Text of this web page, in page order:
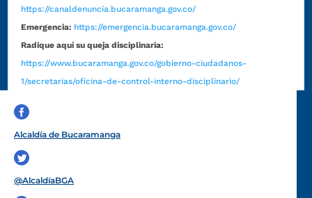
https://canaldenuncia.bucaramanga.gov.co/
Emergencia: https://emergencia.bucaramanga.gov.co/
Radique aquí su queja disciplinaria:
https://www.bucaramanga.gov.co/gobierno-ciudadanos-
1/secretarias/oficina-de-control-interno-disciplinario/
Alcaldía de Bucaramanga
@AlcaldíaBGA